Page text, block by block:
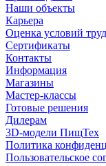
Наши объекты
Карьера
Оценка условий
Сертификаты
Контакты
Информация
Магазины
Мастер-классы
Готовые решения
Дилерам
3D-модели ПищТех
Политика
Пользовательское